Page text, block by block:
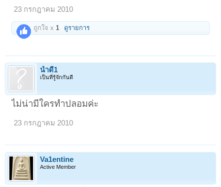
23 กรกฎาคม 2010
ถูกใจ x 1 ดูรายการ
น้ำดี1
เป็นที่รู้จักกันดี
ไม่น่ามีใครทำปลอมค่ะ
23 กรกฎาคม 2010
Va1entine
Active Member